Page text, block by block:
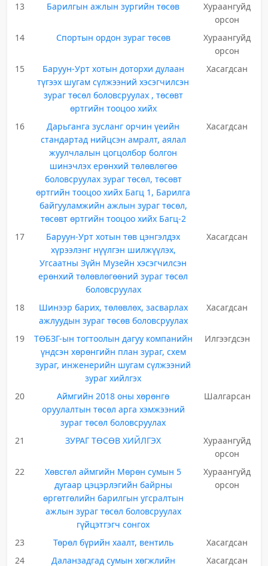
13
Барилгын ажлын зургийн төсөв
Хураангуйд
орсон
14
Спортын ордон зураг төсөв
Хураангуйд
орсон
15
Баруун-Урт хотын доторхи дулаан
түгээх шугам сүлжээний хэсэгчилсэн
зураг төсөл боловсруулах , төсөвт
өртгийн тооцоо хийх
Хасагдсан
16
Дарьганга зусланг орчин үеийн
стандартад нийцсэн амралт, аялал
жуулчлалын цогцолбор болгон
шинэчлэх ерөнхий төлөвлөгөө
боловсруулах зураг төсөл, төсөвт
өртгийн тооцоо хийх Багц 1, Барилга
байгууламжийн ажлын зураг төсөл,
төсөвт өртгийн тооцоо хийх Багц-2
Хасагдсан
17
Баруун-Урт хотын төв цэнгэлдэх
хүрээлэнг нүүлгэн шилжүүлэх,
Угсаатны Зүйн Музейн хэсэгчилсэн
ерөнхий төлөвлөгөөний зураг төсөл
боловсруулах
Хасагдсан
18
Шинээр барих, төлөвлөх, засварлах
ажлуудын зураг төсөв боловсруулах
Хасагдсан
19
ТӨБЗГ-ын тогтоолын дагуу компанийн
үндсэн хөрөнгийн план зураг, схем
зураг, инженерийн шугам сүлжээний
зураг хийлгэх
Илгээгдсэн
20
Аймгийн 2018 оны хөрөнгө
оруулалтын төсөл арга хэмжээний
зураг төсөл боловсруулах
Шалгарсан
21 ЗУРАГ ТӨСӨВ ХИЙЛГЭХ
Хураангуйд
орсон
22
Хөвсгөл аймгийн Мөрөн сумын 5
дугаар цэцэрлэгийн байрны
өргөтгөлийн барилгын угсралтын
ажлын зураг төсөл боловсруулах
гүйцэтгэгч сонгох
Хураангуйд
орсон
23 Төрөл бүрийн хаалт, вентиль
Хасагдсан
24
Даланзадгад сумын хөгжлийн
Хасагдсан